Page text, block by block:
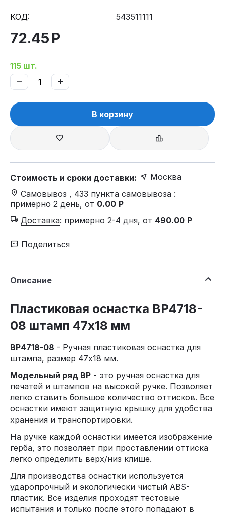
КОД: 543511111
72.45 Р
115 шт.
+
−
В корзину
Стоимость и сроки доставки:
Москва
Самовывоз , 433 пункта самовывоза :
примерно 2 день, от 0.00 Р
Доставка: примерно 2-4 дня, от 490.00 Р
Поделиться
Описание
Пластиковая оснастка ВР4718-
08 штамп 47х18 мм
ВР4718-08 - Ручная пластиковая оснастка для
штампа, размер 47х18 мм.
Модельный ряд BP - это ручная оснастка для
печатей и штампов на высокой ручке. Позволяет
легко ставить большое количество оттисков. Все
оснастки имеют защитную крышку для удобства
хранения и транспортировки.
На ручке каждой оснастки имеется изображение
герба, это позволяет при проставлении оттиска
легко определить верх/низ клише.
Для производства оснастки используется
ударопрочный и экологически чистый ABS-
пластик. Все изделия проходят тестовые
испытания и только после этого попадают в